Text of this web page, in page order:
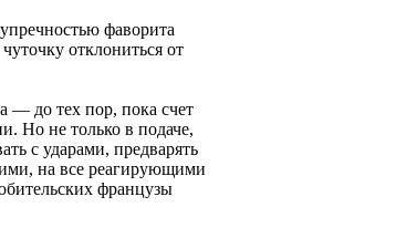
фаворита
отклониться от
— до тех пор, пока счет
Но не только в подаче,
с ударами, предварять
на все реагирующими
французы